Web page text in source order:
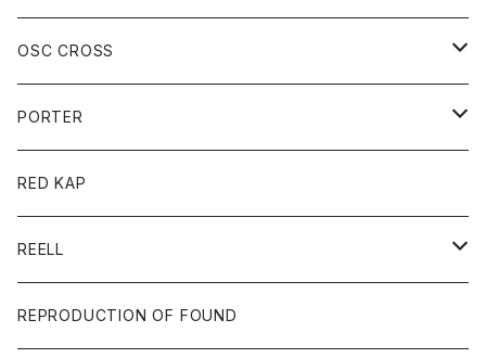
ロングスリーブＴシャツ
アウター
コート
ジャケット
アクセサリー
バッグ
キッズ
Tシャツ
帽子
グッズ
靴
トップス
OSC CROSS
ダウンジャケット
PORTER
カードホルダー
キーホルダー
財布
RED KAP
REELL
パンツ
REPRODUCTION OF FOUND